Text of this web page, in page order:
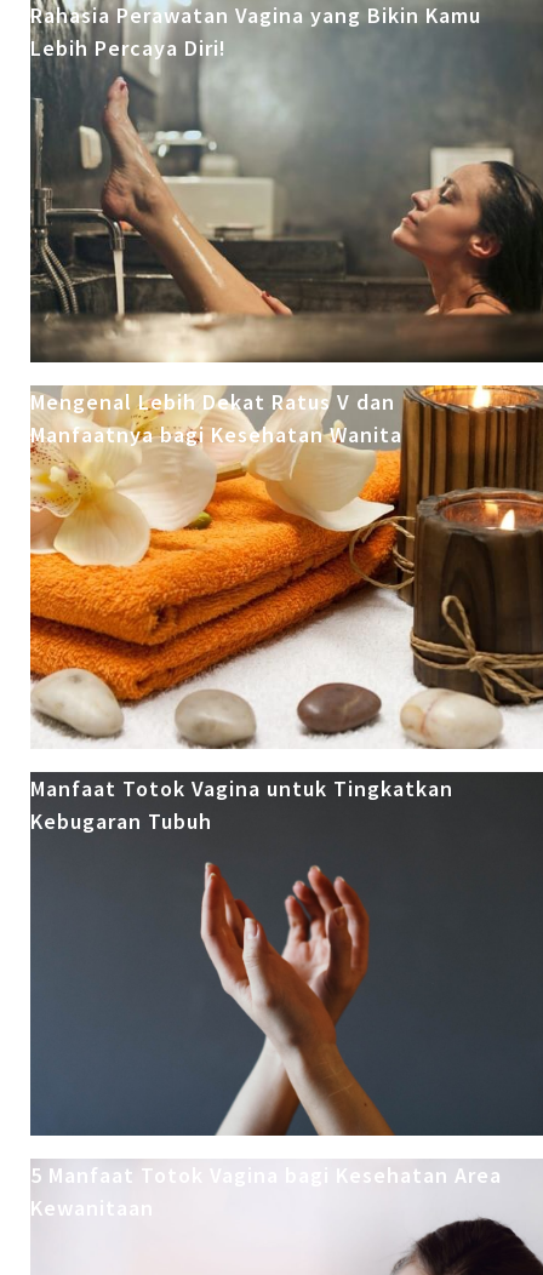
Rahasia Perawatan Vagina yang Bikin Kamu
Lebih Percaya Diri!
Mengenal Lebih Dekat Ratus V dan
Manfaatnya bagi Kesehatan Wanita
Manfaat Totok Vagina untuk Tingkatkan
Kebugaran Tubuh
5 Manfaat Totok Vagina bagi Kesehatan Area
Kewanitaan